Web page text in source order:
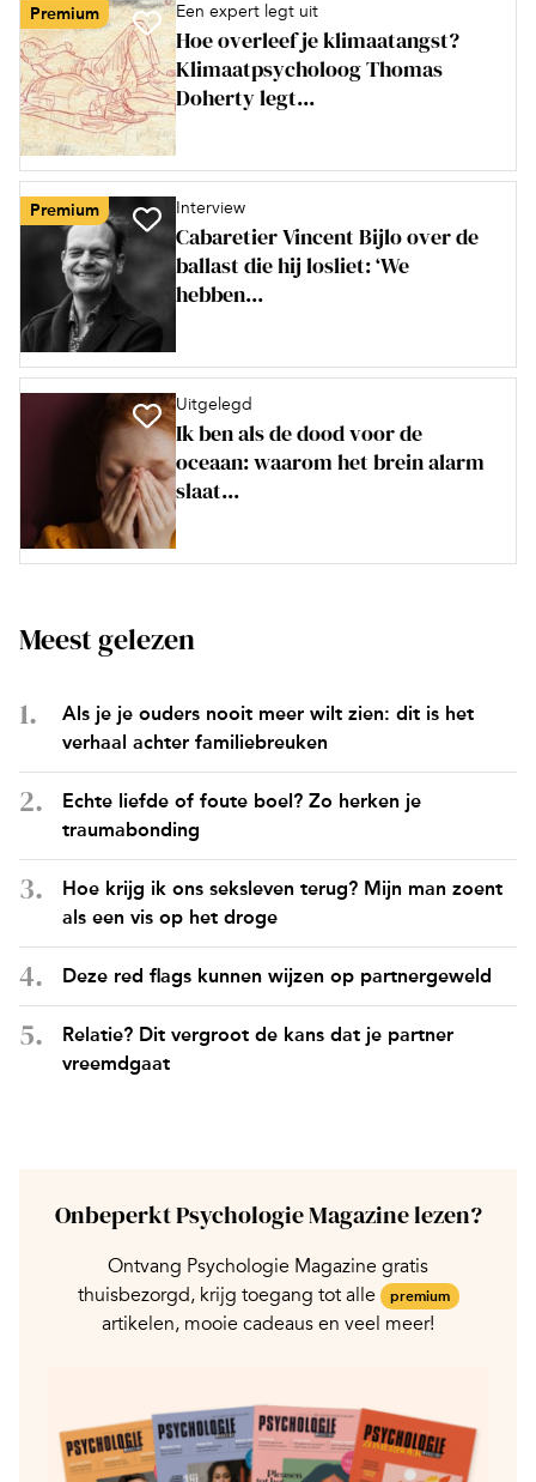
Premium Een expert legt uit
Hoe overleef je klimaatangst?
Klimaatpsycholoog Thomas
Doherty legt...
Premium Interview
Cabaretier Vincent Bijlo over de
ballast die hij losliet: ‘We
hebben...
Uitgelegd
Ik ben als de dood voor de
oceaan: waarom het brein alarm
slaat...
Meest gelezen
Als je je ouders nooit meer wilt zien: dit is het
verhaal achter familiebreuken
Echte liefde of foute boel? Zo herken je
traumabonding
Hoe krijg ik ons seksleven terug? Mijn man zoent
als een vis op het droge
Deze red flags kunnen wijzen op partnergeweld
Relatie? Dit vergroot de kans dat je partner
vreemdgaat
Onbeperkt Psychologie Magazine lezen?
Ontvang Psychologie Magazine gratis
thuisbezorgd, krijg toegang tot alle
premium
artikelen, mooie cadeaus en veel meer!